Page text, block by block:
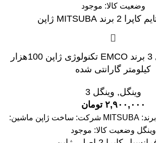
وضعیت کالا: موجود
تسمه تایم وینگل 3 برند EMCO تکنولوژی ژاپن 100هزار
کیلومتر گارانتی شده
وینگل, وینگل 3
۲,۹۰۰,۰۰۰ تومان
نام کالا: تسمه تایم برند: MITSUBA شرکت: ساخت ژاپن ماشین:
وینگل وضعیت کالا: موجود